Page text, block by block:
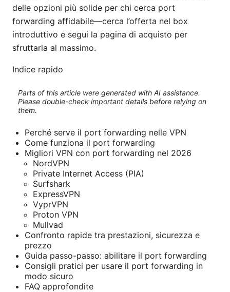
delle opzioni più solide per chi cerca port
forwarding affidabile—cerca l’offerta nel box
introduttivo e segui la pagina di acquisto per
sfruttarla al massimo.
Indice rapido
Parts of this article were generated with AI assistance.
Please double-check important details before relying on
them.
Perché serve il port forwarding nelle VPN
Come funziona il port forwarding
Migliori VPN con port forwarding nel 2026
NordVPN
Private Internet Access (PIA)
Surfshark
ExpressVPN
VyprVPN
Proton VPN
Mullvad
Confronto rapide tra prestazioni, sicurezza e
prezzo
Guida passo-passo: abilitare il port forwarding
Consigli pratici per usare il port forwarding in
modo sicuro
FAQ approfondite